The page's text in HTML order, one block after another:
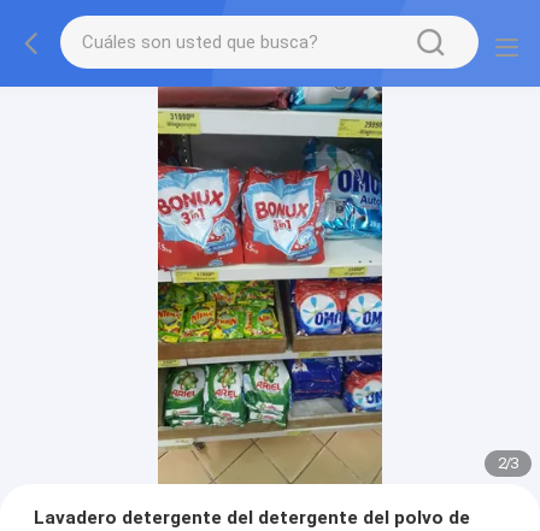
2/3
Lavadero detergente del detergente del polvo de